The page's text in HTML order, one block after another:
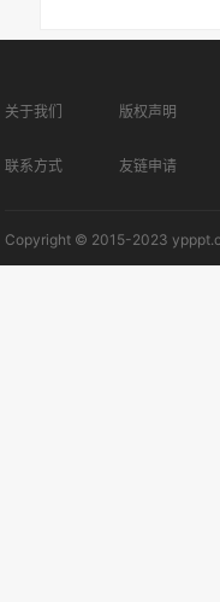
关于我们 版权声明
联系方式 友链申请
Copyright © 2015-2023